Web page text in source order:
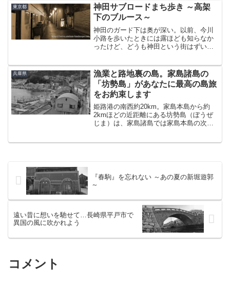
ずかしながら筆者は最近知ったｗそし
て、地上に出て2～3分...
東京都
神田サブロードまち歩き ～高架
下のブルース～
神田のガード下は奥が深い。以前、今川
小路を歩いたときには露ほども知らなか
ったけど、どうも神田という街はずいぶ
へ。代名詞でもある煉瓦造りの高架橋が
お出迎え。北口を出て、...
兵庫県
漁業と路地裏の島。家島諸島の
「坊勢島」があなたに最高の島旅
をお約束します
姫路港の南西約20km。家島本島から約
2kmほどの近距離にある坊勢島（ぼうぜ
じま）は、家島諸島では家島本島の次に
『春駒』を忘れない ～あの夏の新堀遊郭
～
遠い昔に想いを馳せて…長崎県平戸市で
異国の風に吹かれよう
コメント